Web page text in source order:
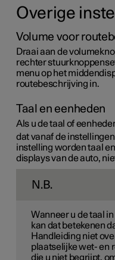
Overige
Volume voor
Draai aan de
rechter
menu op het
routebeschrijving in.
Taal en eenheden
Als u de taal of
dat vanaf de
instelling worden taal
displays van de auto,
N.B.
Wanneer u de taal
kan dat betekenen
Handleiding niet
plaatselijke wet- en
die u niet begrijpt,